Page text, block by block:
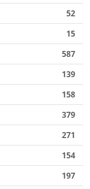
52
15
587
139
158
379
271
154
197